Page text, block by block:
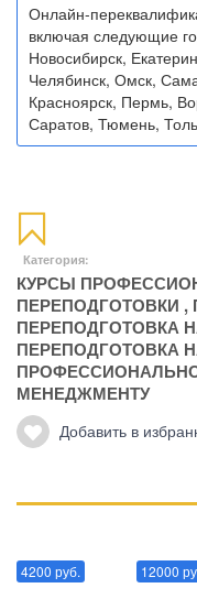
Онлайн-
включая следующие
Новосибирск,
Челябинск, Омск,
Красноярск, Пермь,
Саратов, Тюмень,
Категория:
КУРСЫ
ПЕРЕПОДГОТОВКИ ,
ПЕРЕПОДГОТОВКА
ПЕРЕПОДГОТОВКА
МЕНЕДЖМЕНТУ
Добавить в
4200 руб. 12000